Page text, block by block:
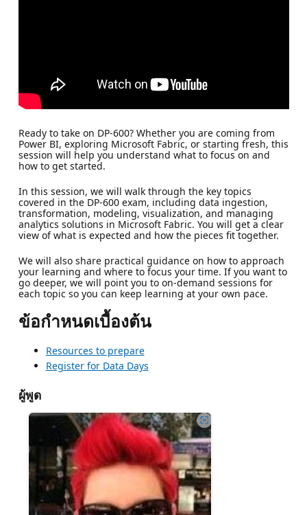
Ready to take on DP-600? Whether you are coming from
Power BI, exploring Microsoft Fabric, or starting fresh, this
session will help you understand what to focus on and
how to get started.
In this session, we will walk through the key topics
covered in the DP-600 exam, including data ingestion,
transformation, modeling, visualization, and managing
analytics solutions in Microsoft Fabric. You will get a clear
view of what is expected and how the pieces fit together.
We will also share practical guidance on how to approach
your learning and where to focus your time. If you want to
go deeper, we will point you to on-demand sessions for
each topic so you can keep learning at your own pace.
ข้อกำหนดเบื้องต้น
Resources to prepare
Register for Data Days
ผู้พูด